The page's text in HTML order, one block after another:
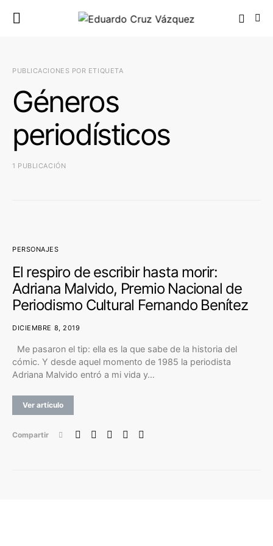
PUBLICACIONES POR ETIQUETA
Géneros
periodísticos
1 PUBLICACIÓN
PERSONAJES
El respiro de escribir hasta morir:
Adriana Malvido, Premio Nacional de
Periodismo Cultural Fernando Benítez
DICIEMBRE 8, 2019
Me pasaron el tip: ella es la que sabe de la historia del
cómic. Y desde aquel momento de 1985 la periodista
Adriana Malvido entró a mi vida y…
Ver artículo
Compartir